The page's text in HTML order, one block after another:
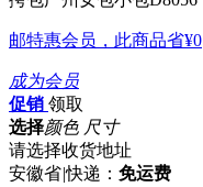
邮特惠会员，此商品省¥0
成为会员
促销 领取
选择颜色 尺寸
请选择收货地址
安徽省|快递： 免运费